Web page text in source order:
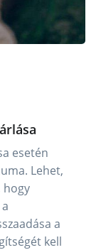
esetén
Lehet,
hogy
a
kell